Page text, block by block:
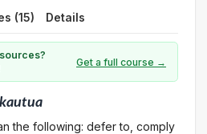
(15) Details
Get a full course →
the following: defer to, comply